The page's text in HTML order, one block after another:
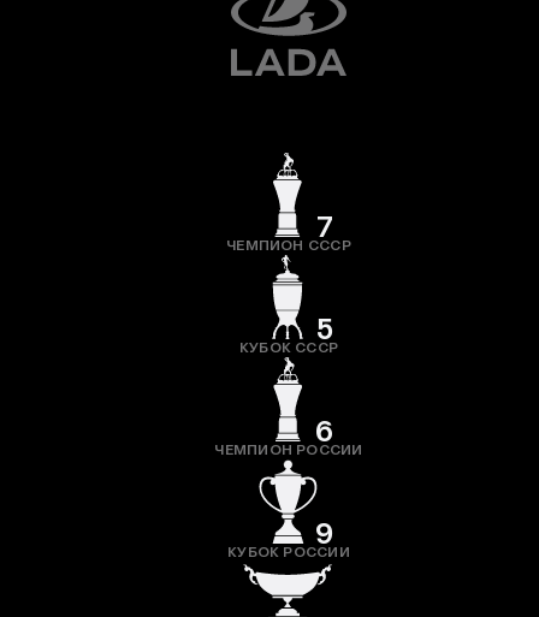
7
ЧЕМПИОН СССР
5
КУБОК СССР
6
ЧЕМПИОН РОССИИ
9
КУБОК РОССИИ